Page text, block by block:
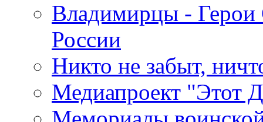
Владимирцы - Герои
России
Никто не забыт,
Медиапроект "Этот